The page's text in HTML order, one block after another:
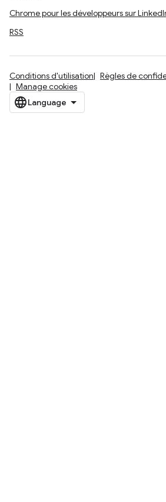
Chrome pour les développeurs sur
RSS
Conditions d'utilisation
Règles de
Manage cookies